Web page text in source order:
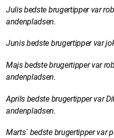
Julis bedste brugertipper var
andenpladsen.
Junis bedste brugertipper var
Majs bedste brugertipper var
andenpladsen.
Aprils bedste brugertipper var
andenpladsen.
Marts´ bedste brugertipper var